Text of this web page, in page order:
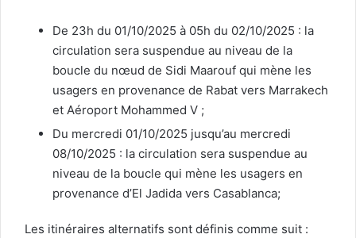
De 23h du 01/10/2025 à 05h du 02/10/2025 : la
circulation sera suspendue au niveau de la
boucle du nœud de Sidi Maarouf qui mène les
usagers en provenance de Rabat vers Marrakech
et Aéroport Mohammed V ;
Du mercredi 01/10/2025 jusqu’au mercredi
08/10/2025 : la circulation sera suspendue au
niveau de la boucle qui mène les usagers en
provenance d’El Jadida vers Casablanca;
Les itinéraires alternatifs sont définis comme suit :